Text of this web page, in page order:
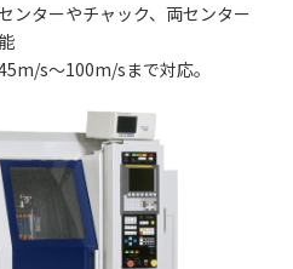
ンターやチャック、両センター
s～100m/sまで対応。